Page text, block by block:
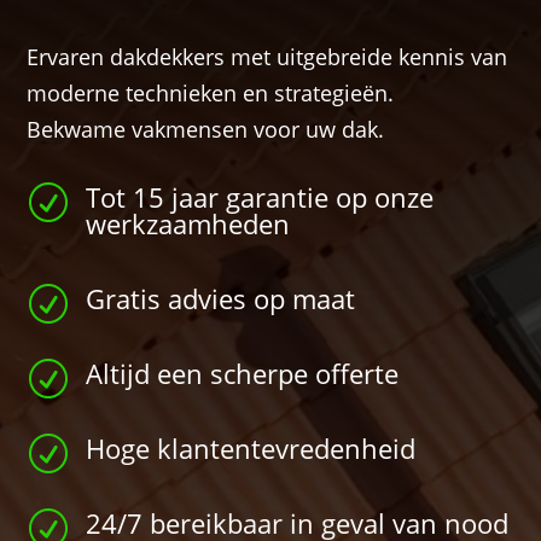
Ervaren dakdekkers met uitgebreide kennis van
moderne technieken en strategieën.
Bekwame vakmensen voor uw dak.
R Tot 15 jaar garantie op onze
werkzaamheden
R Gratis advies op maat
R Altijd een scherpe offerte
R Hoge klantentevredenheid
R 24/7 bereikbaar in geval van nood